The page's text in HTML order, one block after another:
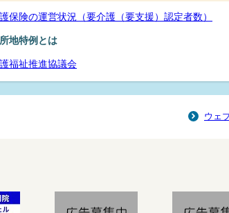
保険の運営状況（要介護（要支援）認定者数）
地特例とは
福祉推進協議会
ウェ